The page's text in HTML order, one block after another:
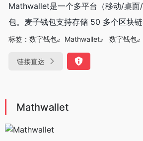
Mathwallet是一个多平台（移动/桌面
包。麦子钱包支持存储 50 多个区块
标签： 数字钱包 Mathwallet 数字钱包
链接直达
Mathwallet